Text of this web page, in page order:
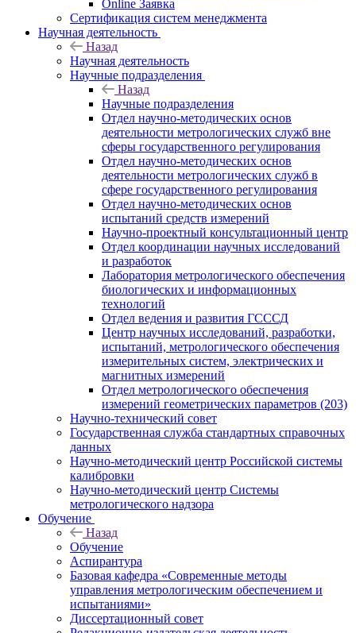
Online Заявка
Сертификация систем менеджмента
Научная деятельность
Назад
Научная деятельность
Научные подразделения
Назад
Научные подразделения
Отдел научно-методических основ
деятельности метрологических служб вне
сферы государственного регулирования
Отдел научно-методических основ
деятельности метрологических служб в
сфере государственного регулирования
Отдел научно-методических основ
испытаний средств измерений
Научно-проектный консультационный центр
Отдел координации научных исследований
и разработок
Лаборатория метрологического обеспечения
биологических и информационных
технологий
Отдел ведения и развития ГСССД
Центр научных исследований, разработки,
испытаний, метрологического обеспечения
измерительных систем, электрических и
магнитных измерений
Отдел метрологического обеспечения
измерений геометрических параметров (203)
Научно-технический совет
Государственная служба стандартных справочных
данных
Научно-методический центр Российской системы
калибровки
Научно-методический центр Системы
метрологического надзора
Обучение
Назад
Обучение
Аспирантура
Базовая кафедра «Современные методы
управления метрологическим обеспечением и
испытаниями»
Диссертационный совет